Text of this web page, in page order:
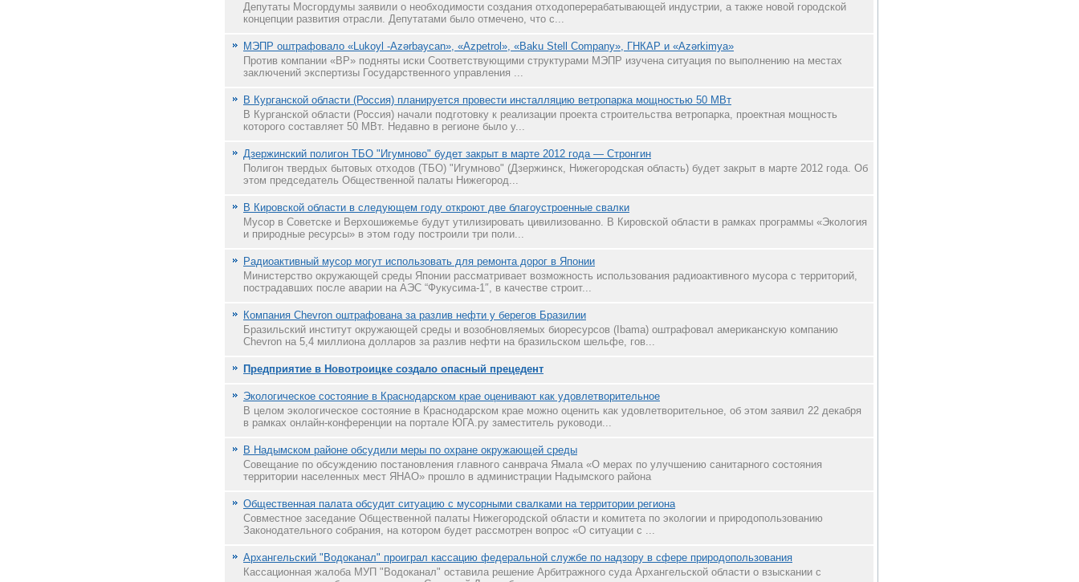
Депутаты Мосгордумы заявили о необходимости создания отходоперерабатывающей индустрии, а также новой городской
концепции развития отрасли. Депутатами было отмечено, что с...
МЭПР оштрафовалo «Lukoyl -Azərbaycan», «Azpetrol», «Baku Stell Company», ГНКАР и «Azərkimya»
Против компании «BP» подняты иски Соответствующими структурами МЭПР изучена ситуация по выполнению на местах
заключений экспертизы Государственного управления ...
В Курганской области (Россия) планируется провести инсталляцию ветропарка мощностью 50 МВт
В Курганской области (Россия) начали подготовку к реализации проекта строительства ветропарка, проектная мощность
которого составляет 50 МВт. Недавно в регионе было у...
Дзержинский полигон ТБО "Игумново" будет закрыт в марте 2012 года — Стронгин
Полигон твердых бытовых отходов (ТБО) "Игумново" (Дзержинск, Нижегородская область) будет закрыт в марте 2012 года. Об
этом председатель Общественной палаты Нижегород...
В Кировской области в следующем году откроют две благоустроенные свалки
Мусор в Советске и Верхошижемье будут утилизировать цивилизованно. В Кировской области в рамках программы «Экология
и природные ресурсы» в этом году построили три поли...
Радиоактивный мусор могут использовать для ремонта дорог в Японии
Министерство окружающей среды Японии рассматривает возможность использования радиоактивного мусора с территорий,
пострадавших после аварии на АЭС “Фукусима-1″, в качестве строит...
Компания Chevron оштрафована за разлив нефти у берегов Бразилии
Бразильский институт окружающей среды и возобновляемых биоресурсов (Ibama) оштрафовал американскую компанию
Chevron на 5,4 миллиона долларов за разлив нефти на бразильском шельфе, гов...
Предприятие в Новотроицке создало опасный прецедент
Экологическое состояние в Краснодарском крае оценивают как удовлетворительное
В целом экологическое состояние в Краснодарском крае можно оценить как удовлетворительное, об этом заявил 22 декабря
в рамках онлайн-конференции на портале ЮГА.ру заместитель руководи...
В Надымском районе обсудили меры по охране окружающей среды
Совещание по обсуждению постановления главного санврача Ямала «О мерах по улучшению санитарного состояния
территории населенных мест ЯНАО» прошло в администрации Надымского района
Общественная палата обсудит ситуацию с мусорными свалками на территории региона
Совместное заседание Общественной палаты Нижегородской области и комитета по экологии и природопользованию
Законодательного собрания, на котором будет рассмотрен вопрос «О ситуации с ...
Архангельский "Водоканал" проиграл кассацию федеральной службе по надзору в сфере природопользования
Кассационная жалоба МУП "Водоканал" оставила решение Арбитражного суда Архангельской области о взыскании с